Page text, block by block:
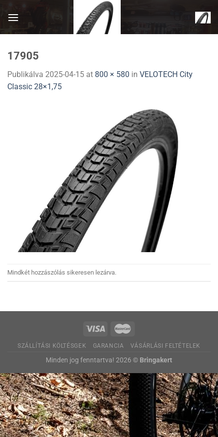
17905
Publikálva 2025-04-15 at 800 × 580 in VELOTECH City
Classic 28×1,75
Mindkét hozzászólás sikeresen lezárva.
SZÁLLÍTÁSI KÖLTÉSGEK GARANCIA VÁSÁRLÁSI FELTÉTELEK
Minden jog fenntartva! 2026 © Bringakert